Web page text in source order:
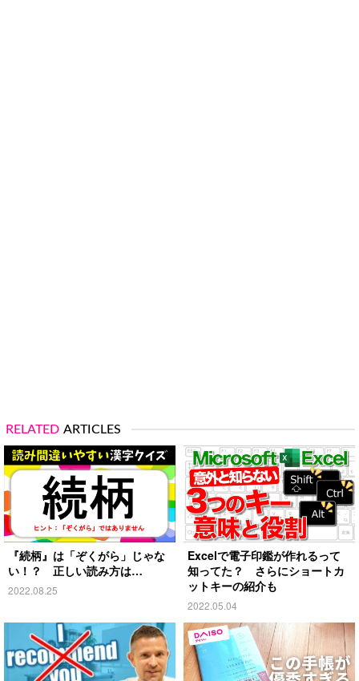
RELATED ARTICLES
『続柄』は「ぞくがら」じゃな
い！？ 正しい読み方は…
2022.08.25
Excelで電子印鑑が作れるって
知ってた？ さらにショートカ
ットキーの紹介も
2022.05.04